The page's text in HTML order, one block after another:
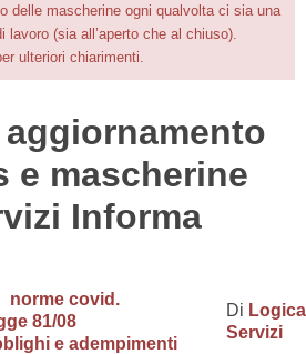
delle mascherine ogni qualvolta ci sia una
(sia all’aperto che al chiuso).
ulteriori chiarimenti.
aggiornamento
e mascherine
Informa
norme covid.
81/08
e adempimenti
Di Logica
Servizi